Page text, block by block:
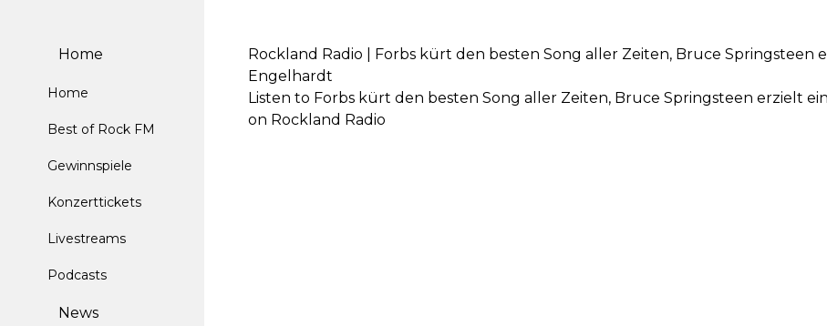
Home
Home
Best of Rock FM
Gewinnspiele
Konzerttickets
Livestreams
Podcasts
News
Rockland Radio | Forbs kürt den besten Song aller Zeiten, Bruce
Engelhardt
Listen to Forbs kürt den besten Song aller Zeiten, Bruce Springsteen erzielt
on Rockland Radio